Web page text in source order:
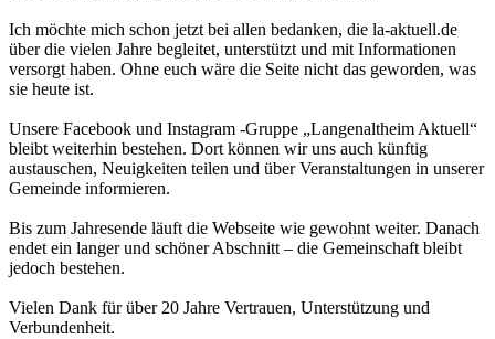
Ich möchte mich schon jetzt bei allen bedanken, die la-aktuell.de
über die vielen Jahre begleitet, unterstützt und mit Informationen
versorgt haben. Ohne euch wäre die Seite nicht das geworden, was
sie heute ist.
Unsere Facebook und Instagram -Gruppe „Langenaltheim Aktuell“
bleibt weiterhin bestehen. Dort können wir uns auch künftig
austauschen, Neuigkeiten teilen und über Veranstaltungen in unserer
Gemeinde informieren.
Bis zum Jahresende läuft die Webseite wie gewohnt weiter. Danach
endet ein langer und schöner Abschnitt – die Gemeinschaft bleibt
jedoch bestehen.
Vielen Dank für über 20 Jahre Vertrauen, Unterstützung und
Verbundenheit.